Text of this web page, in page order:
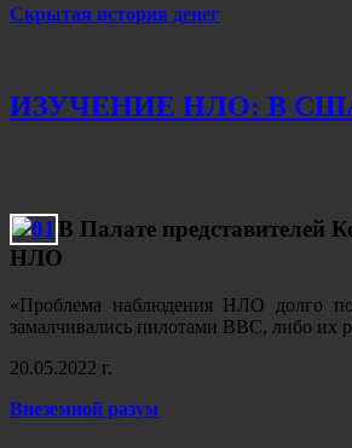
Скрытая история денег
ИЗУЧЕНИЕ НЛО: В
В Палате представителей
НЛО
«Проблема наблюдения НЛО долго
замалчивались пилотами ВВС, либо их
20.05.2022 г.
Внеземной разум